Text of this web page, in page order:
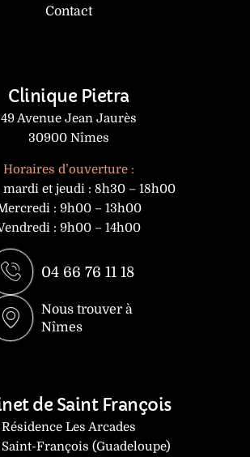
Contact
Clinique Pietra
49 Avenue Jean Jaurès
30900 Nîmes
Horaires d’ouverture :
et jeudi : 8h30 – 18h00
: 9h00 – 13h00
: 9h00 – 14h00
04 66 76 11 18
Nous trouver à
Nîmes
de Saint François
Résidence Les Arcades
Saint-François (Guadeloupe)